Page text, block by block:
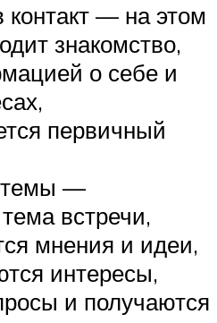
контакт — на этом
знакомство,
о себе и
первичный
темы —
встречи,
мнения и идеи,
интересы,
и получаются